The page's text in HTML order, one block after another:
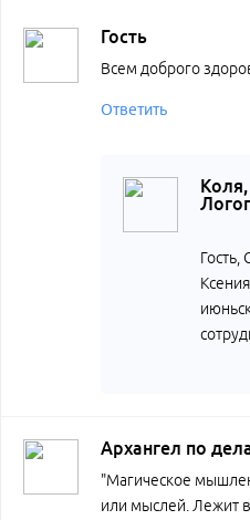
Гость
Всем доброго
Ответить
Гость,
Архангел по
"Магическое
или мыслей. Лежит